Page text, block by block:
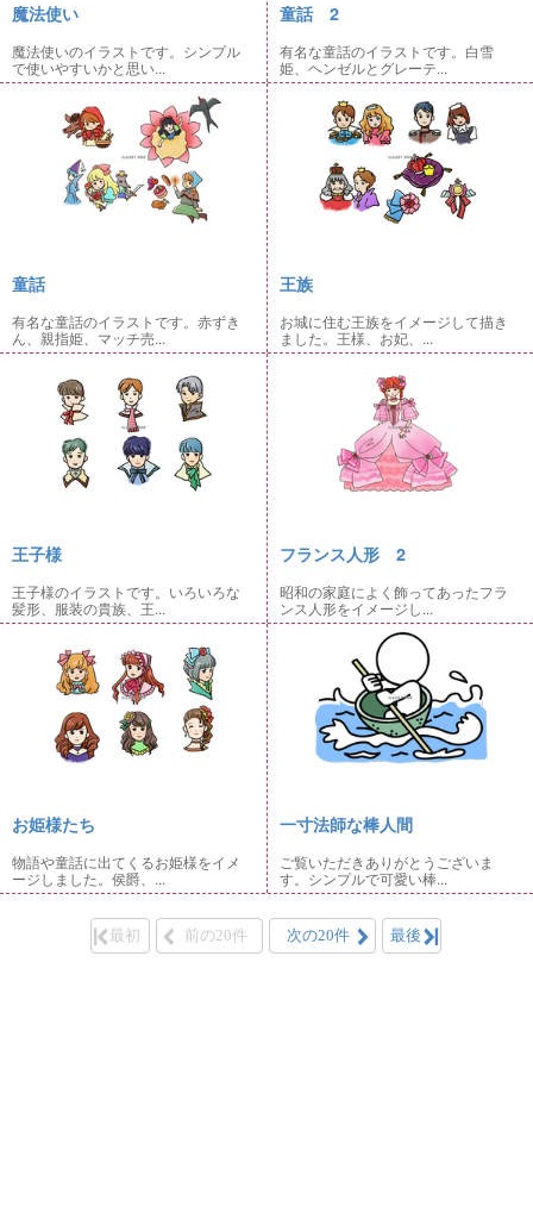
魔法使い
魔法使いのイラストです。シンプル
で使いやすいかと思い...
童話 2
有名な童話のイラストです。白雪
姫、ヘンゼルとグレーテ...
童話
有名な童話のイラストです。赤ずき
ん、親指姫、マッチ売...
王族
お城に住む王族をイメージして描き
ました。王様、お妃、...
王子様
王子様のイラストです。いろいろな
髪形、服装の貴族、王...
フランス人形 2
昭和の家庭によく飾ってあったフラ
ンス人形をイメージし...
お姫様たち
物語や童話に出てくるお姫様をイメ
ージしました。侯爵、...
一寸法師な棒人間
ご覧いただきありがとうございま
す。シンプルで可愛い棒...
最初 前の20件 次の20件 最後